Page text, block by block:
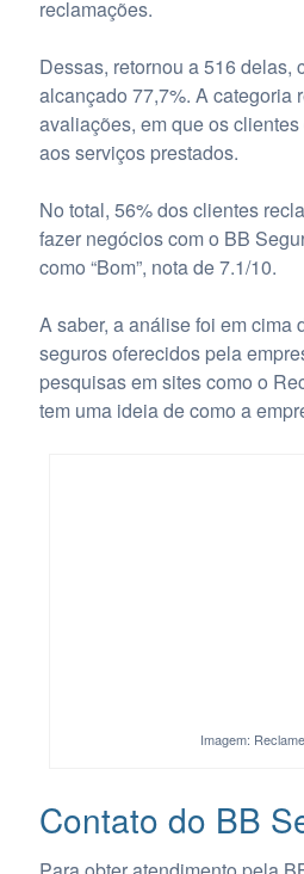
reclamações.
Dessas, retornou a 516 delas,
alcançado 77,7%. A categoria
avaliações, em que os
aos serviços prestados.
No total, 56% dos clientes
fazer negócios com o BB
como “Bom”, nota de 7.1/10.
A saber, a análise foi em cima
seguros oferecidos pela
pesquisas em sites como o
tem uma ideia de como a
Imagem:
Contato do BB